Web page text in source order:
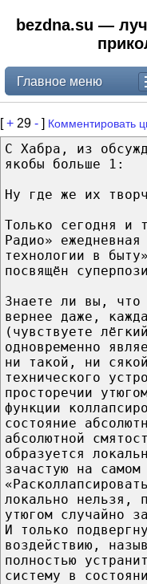
bezdna.su —
Главное меню
[+ 29 - ] Комментировать
С Хабра, из
якобы больше 1:
Ну где же их
Только сегодня и
Радио»
технологии в
посвящён
Знаете ли вы, что
вернее даже,
(чувствуете
одновременно
ни такой, ни
технического
просторечии
функции
состояние
абсолютной
образуется
зачастую на
локально нельзя,
утюгом случайно
И только
воздействию,
полностью
систему в